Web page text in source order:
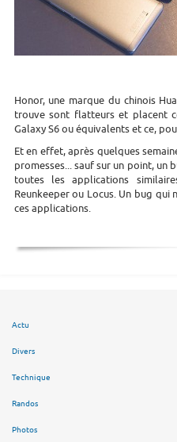
Honor, une marque du chinois
trouve sont flatteurs et placent
Galaxy S6 ou équivalents et ce,
Et en effet, après quelques
promesses... sauf sur un point, un
toutes les applications
Reunkeeper ou Locus. Un bug
ces applications.
Actu
Divers
Technique
Randos
Photos